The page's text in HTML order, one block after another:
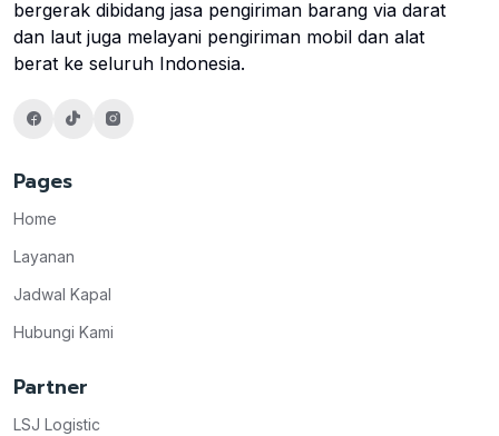
bergerak dibidang jasa pengiriman barang via darat
dan laut juga melayani pengiriman mobil dan alat
berat ke seluruh Indonesia.
Pages
Home
Layanan
Jadwal Kapal
Hubungi Kami
Partner
LSJ Logistic